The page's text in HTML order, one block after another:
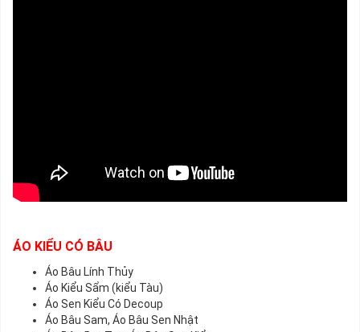
ÁO KIỂU CÓ BÂU
Áo Bâu Lính Thủy
Áo Kiểu Sẩm (kiểu Tàu)
Áo Sen Kiểu Có Decoup
Áo Bâu Sam, Áo Bâu Sen Nhật